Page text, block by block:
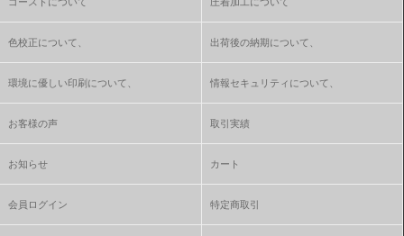
色校正について、 出荷後の納期について、
環境に優しい印刷について、 情報セキュリティについて、
お客様の声 取引実績
お知らせ カート
会員ログイン 特定商取引